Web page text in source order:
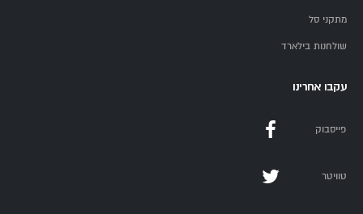
מתקני סל
שולחנות בילארד
עקבו אחרינו
פייסבוק
טוויטר